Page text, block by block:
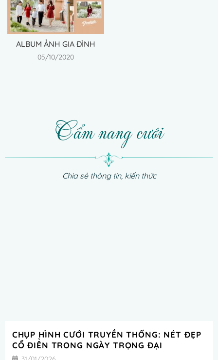
ALBUM ẢNH GIA ĐÌNH
05/10/2020
Cẩm nang cưới
Chia sẻ thông tin, kiến thức
CHỤP HÌNH CƯỚI TRUYỀN THỐNG: NÉT ĐẸP
CỔ ĐIỂN TRONG NGÀY TRỌNG ĐẠI